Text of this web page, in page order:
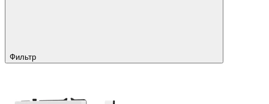
Фильтр